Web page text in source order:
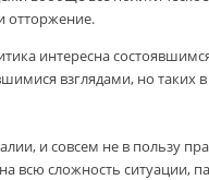
отторжение.
интересна
взглядами, но таких
и совсем не в пользу
всю сложность ситуации,